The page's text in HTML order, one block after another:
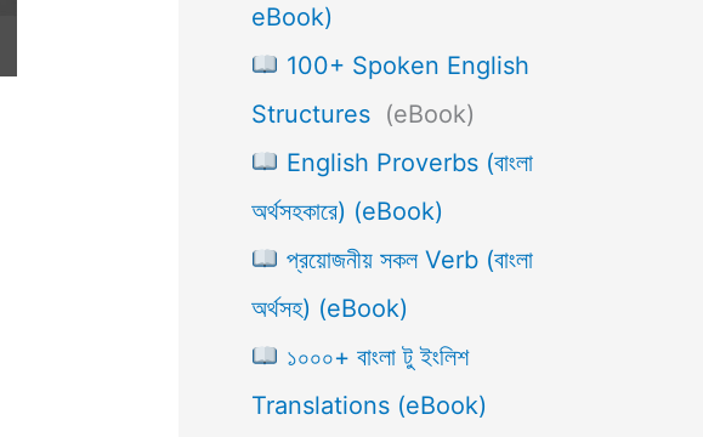
eBook)
100+ Spoken English
Structures (eBook)
English Proverbs (বাংলা
অর্থসহকারে) (eBook)
প্রয়োজনীয় সকল Verb (বাংলা
অর্থসহ) (eBook)
১০০০+ বাংলা টু ইংলিশ
Translations (eBook)